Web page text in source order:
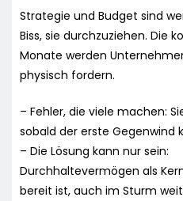
Strategie und Budget sind
Biss, sie durchzuziehen. Die
Monate werden
physisch fordern.
– Fehler, die viele machen:
sobald der erste Gegenwind
– Die Lösung kann nur sein:
Durchhaltevermögen als
bereit ist, auch im Sturm